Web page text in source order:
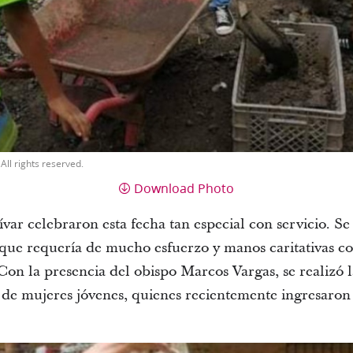
rights reserved.
Download Photo
celebraron esta fecha tan especial con servicio.
requería de mucho esfuerzo y manos caritativas
la presencia del obispo Marcos Vargas, se realizó
mujeres jóvenes, quienes recientemente